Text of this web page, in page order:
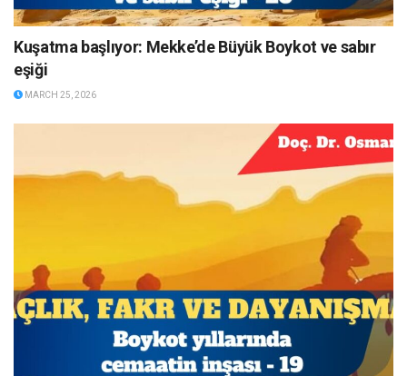
Kuşatma başlıyor: Mekke’de Büyük Boykot ve sabır
eşiği
MARCH 25, 2026